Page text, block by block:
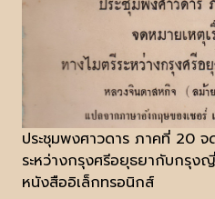
ประชุมพงศาวดาร ภาคที่ 20 จ
ระหว่างกรุงศรีอยุธยากับกรุง
หนังสืออิเล็กทรอนิกส์